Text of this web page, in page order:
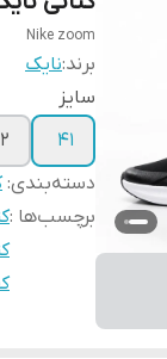
Nike zoom
برند:نایک
سایز
41
دسته‌بندی:
برچسب‌ها :